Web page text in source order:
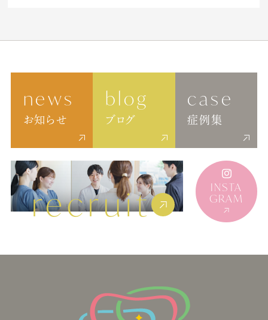
news
お知らせ
blog
ブログ
case
症例集
recruit INSTA
GRAM